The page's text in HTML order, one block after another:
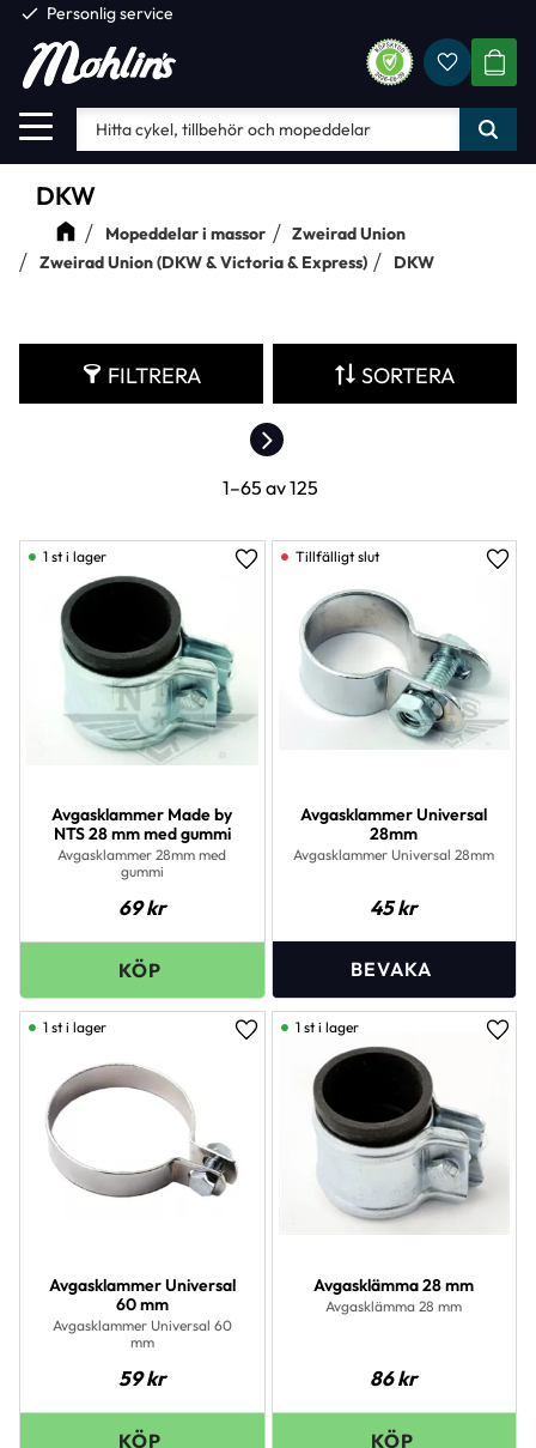
Meny
check Personlig service
DKW
Mopeddelar i massor
Zweirad Union
Zweirad Union (DKW & Victoria & Express)
DKW
FILTRERA SORTERA
1–65 av125
Avgasklammer Made by
NTS 28 mm med gummi
Avgasklammer 28mm med
gummi
69kr
Lägg till i favoriter
1 st i lager
Avgasklammer Universal
28mm
Avgasklammer Universal 28mm
45kr
Avgasklammer Universal
60 mm
Avgasklammer Universal 60
mm
59kr
Lägg till i favoriter
1 st i lager
Avgasklämma 28 mm
Avgasklämma 28 mm
86kr
1 st i lager